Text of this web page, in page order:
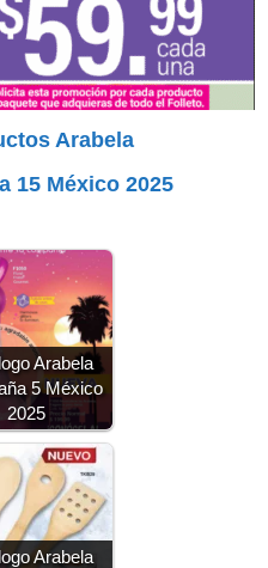
Arabela
15 México 2025
Arabela
5 México
2025
Arabela